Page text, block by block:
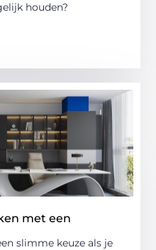
houden?
met een
slimme keuze als je